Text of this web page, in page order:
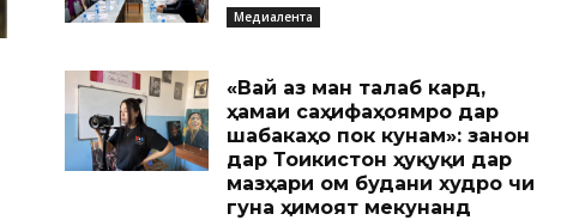
Медиалента
«Вай аз ман талаб кард,
ҳамаи саҳифаҳоямро дар
шабакаҳо пок кунам»: занон
дар Тоҷикистон ҳуқуқи дар
мазҳари ом будани худро чи
гуна ҳимоят мекунанд